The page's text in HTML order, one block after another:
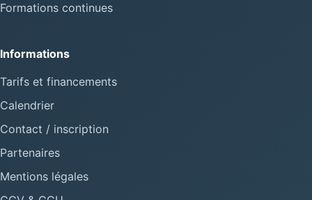
Formations continues
Informations
Tarifs et financements
Calendrier
Contact / inscription
Partenaires
Mentions légales